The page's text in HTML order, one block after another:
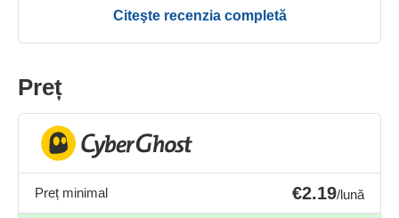
Citeşte recenzia completă
Preț
Preț minimal €2.19/lună